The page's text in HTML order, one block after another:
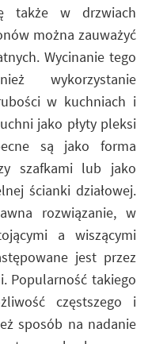
także w drzwiach
można zauważyć
Wycinanie tego
wykorzystanie
w kuchniach i
jako płyty pleksi
są jako forma
szafkami lub jako
ścianki działowej.
rozwiązanie, w
a wiszącymi
jest przez
Popularność takiego
częstszego i
sposób na nadanie